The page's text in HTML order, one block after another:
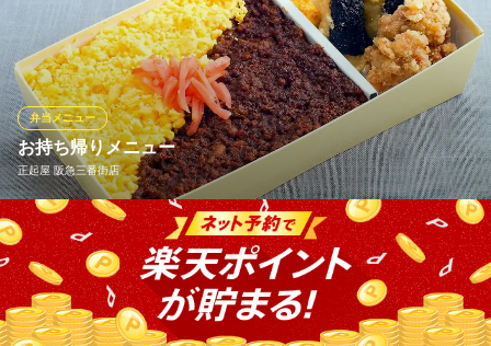
餃子の王将メニューがお持ち帰り出来ます。 ※店舗によりメニュ
ーが異なりますので、詳しくは店舗へお問い合わせ下さい。
餃子の王将 大阪駅前第3ビル店
中華レストラン
ＪＲ大阪駅中央口 徒歩10分
大阪府大阪市北区梅田1-1 大阪駅前第3ビルB1
お持ち帰りメニュー
正起屋 阪急三番街店
弁当メニュー
名物！とり弁当 810円 毎月1日は感謝日。とり弁当810円が6
00円！
正起屋 阪急三番街店
鳥料理